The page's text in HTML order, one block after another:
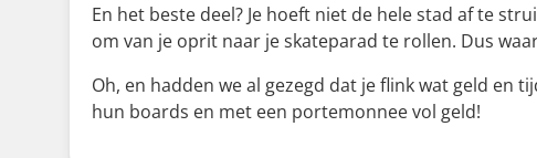
En het beste deel? Je hoeft niet de hele stad af te
om van je oprit naar je skateparad te rollen. Dus
Oh, en hadden we al gezegd dat je flink wat geld en
hun boards en met een portemonnee vol geld!